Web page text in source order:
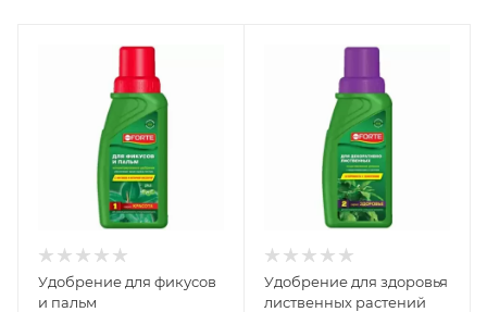
Удобрение для фикусов
и пальм
Удобрение для здоровья
лиственных растений